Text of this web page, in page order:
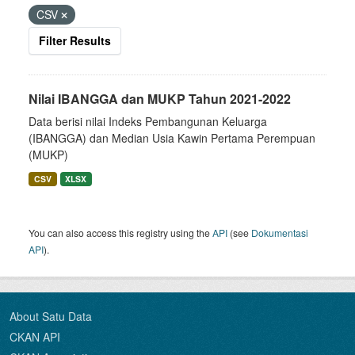
CSV
Filter Results
Nilai IBANGGA dan MUKP Tahun 2021-2022
Data berisi nilai Indeks Pembangunan Keluarga
(IBANGGA) dan Median Usia Kawin Pertama Perempuan
(MUKP)
CSV XLSX
You can also access this registry using theAPI (see Dokumentasi
API).
About Satu Data
CKAN API